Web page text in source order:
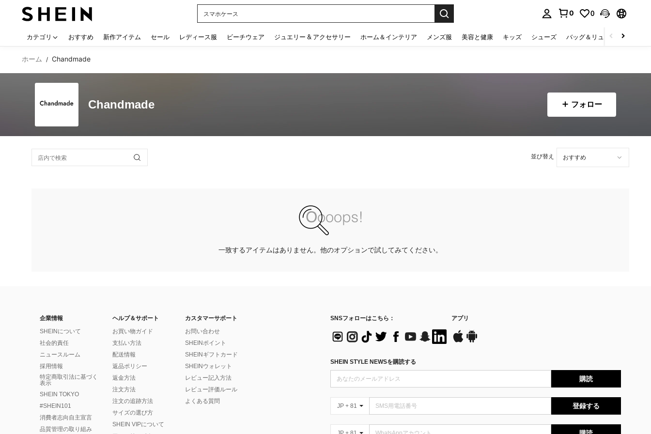
スマホケース
0 0
カテゴリ おすすめ 新作アイテム セール レディース服 ビーチウェア ジュエリー & アクセサリー ホーム＆インテリア メンズ服 美容と健康 キッズ シューズ バッグ＆リュック
ホーム / Chandmade
Chandmade フォロー
並び替え
一致するアイテムはありません。他のオプションで試してみてください。
企業情報
SHEINについて
社会的責任
ニュースルーム
採用情報
特定商取引法に基づく
表示
SHEIN TOKYO
#SHEIN101
消費者志向自主宣言
品質管理の取り組み
ヘルプ＆サポート
お買い物ガイド
支払い方法
配送情報
返品ポリシー
返金方法
注文方法
注文の追跡方法
サイズの選び方
SHEIN VIPについて
カスタマーサポート
お問い合わせ
SHEINポイント
SHEINギフトカード
SHEINウォレット
レビュー記入方法
レビュー評価ルール
よくある質問
SNSフォローはこちら： アプリ
SHEIN STYLE NEWSを購読する
購読
JP + 81 登録する